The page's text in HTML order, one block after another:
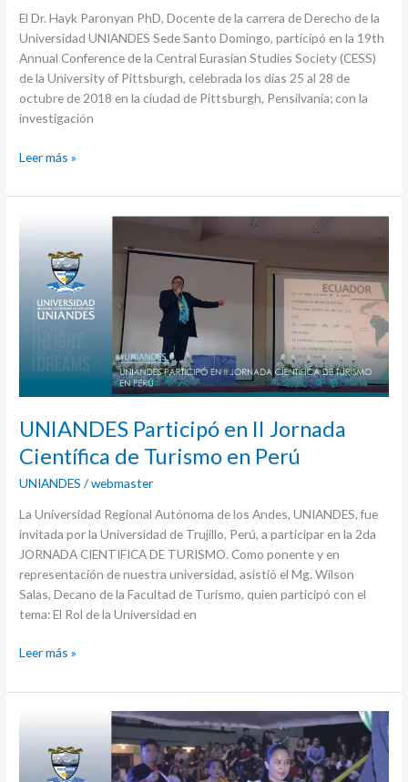
El Dr. Hayk Paronyan PhD, Docente de la carrera de Derecho de la
Universidad UNIANDES Sede Santo Domingo, participó en la 19th
Annual Conference de la Central Eurasian Studies Society (CESS)
de la University of Pittsburgh, celebrada los días 25 al 28 de
octubre de 2018 en la ciudad de Pittsburgh, Pensilvania; con la
investigación
Leer más »
UNIANDES Participó en II Jornada
Científica de Turismo en Perú
UNIANDES /webmaster
La Universidad Regional Autónoma de los Andes, UNIANDES, fue
invitada por la Universidad de Trujillo, Perú, a participar en la 2da
JORNADA CIENTIFICA DE TURISMO. Como ponente y en
representación de nuestra universidad, asistió el Mg. Wilson
Salas, Decano de la Facultad de Turismo, quien participó con el
tema: El Rol de la Universidad en
Jornada
Científica
Turismo
Leer más »
música